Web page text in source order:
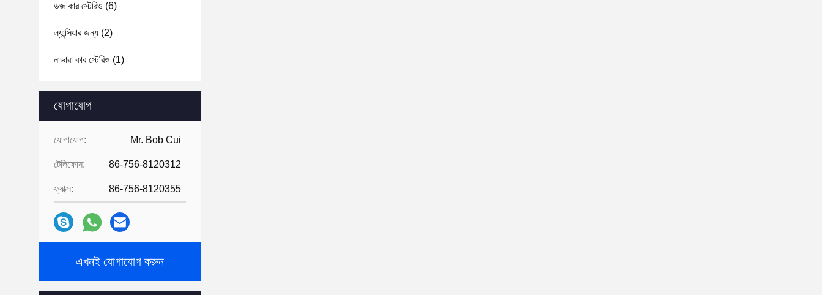
ডজ কার স্টেরিও (6)
ল্যান্সিয়ার জন্য (2)
নাভারা কার স্টেরিও (1)
যোগাযোগ
যোগাযোগ: Mr. Bob Cui
টেলিফোন: 86-756-8120312
ফ্যাক্স: 86-756-8120355
এখনই যোগাযোগ করুন